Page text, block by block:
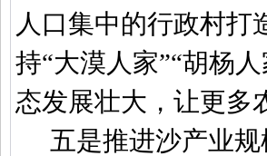
人口集中的行政村打
持“大漠人家”“胡杨人
态发展壮大，让更多
五是推进沙产业规